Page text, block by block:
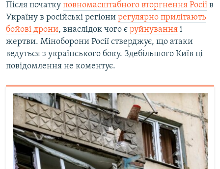
Після початку повномасштабного вторгнення Росії в
Україну в російські регіони регулярно прилітають
бойові дрони, внаслідок чого є руйнування і
жертви. Міноборони Росії стверджує, що атаки
ведуться з українського боку. Здебільшого Київ ці
повідомлення не коментує.